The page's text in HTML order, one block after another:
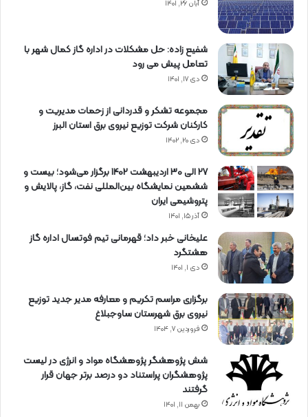
آبان ۲۶, ۱۴۰۱
شفیع زاده: حل مشکلات در اداره گاز کمال شهر با
تعامل پیش می رود
دی ۱۷, ۱۴۰۱
مجموعه تشکر و قدردانی از زحمات مدیریت و
کارکنان شرکت توزیع نیروی برق استان البرز
دی ۲۰, ۱۴۰۲
27 الی 30 اردیبهشت 1402 برگزار می‌شود؛ بیست و
ششمین نمایشگاه بین‌المللی نفت، گاز، پالایش و
پتروشیمی ایران
آذر ۱۵, ۱۴۰۱
علیخانی خبر داد؛ قهرمانی تیم فوتسال اداره گاز
هشتگرد
دی ۱, ۱۴۰۱
برگزاری مراسم تكریم و معارفه مدیر جدید توزیع
نیروی برق شهرستان ساوجبلاغ
فروردین ۷, ۱۴۰۴
شش پژوهشگر پژوهشگاه مواد و انرژی در لیست
پژوهشگران پراستناد دو درصد برتر جهان قرار
گرفتند
بهمن ۱۱, ۱۴۰۱